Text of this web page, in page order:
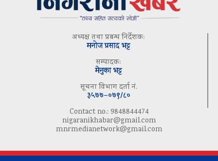
अध्यक्ष तथा प्रबन्ध निर्देशकः
मनोज प्रसाद भट्ट
सम्पादकः
मेनुका भट्ट
सूचना विभाग दर्ता नं.
३५७७–०७९/८०
Contact no.: 9848844474
nigaranikhabar@gmail.com
mnrmedianetwork@gmail.com